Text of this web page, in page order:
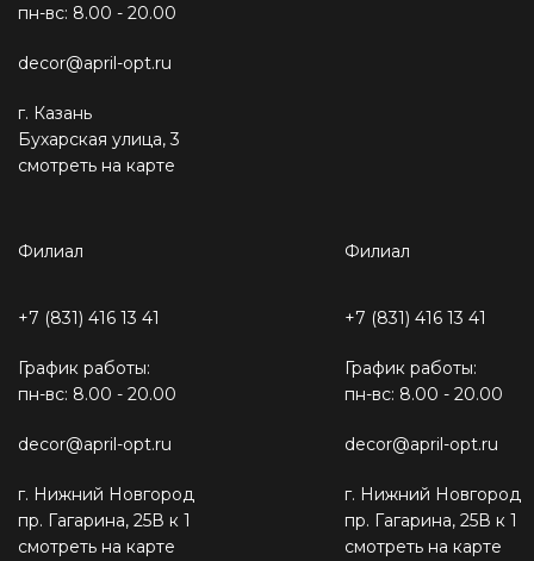
пн-вс: 8.00 - 20.00
decor@april-opt.ru
г. Казань
Бухарская улица, 3
смотреть на карте
Филиал
+7 (831) 416 13 41
График работы:
пн-вс: 8.00 - 20.00
decor@april-opt.ru
г. Нижний Новгород
пр. Гагарина, 25В к 1
смотреть на карте
Филиал
+7 (831) 416 13 41
График работы:
пн-вс: 8.00 - 20.00
decor@april-opt.ru
г. Нижний Новгород
пр. Гагарина, 25В к 1
смотреть на карте